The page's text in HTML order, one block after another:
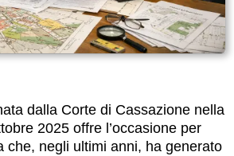
dalla Corte di Cassazione nella
2025 offre l’occasione per
che, negli ultimi anni, ha generato